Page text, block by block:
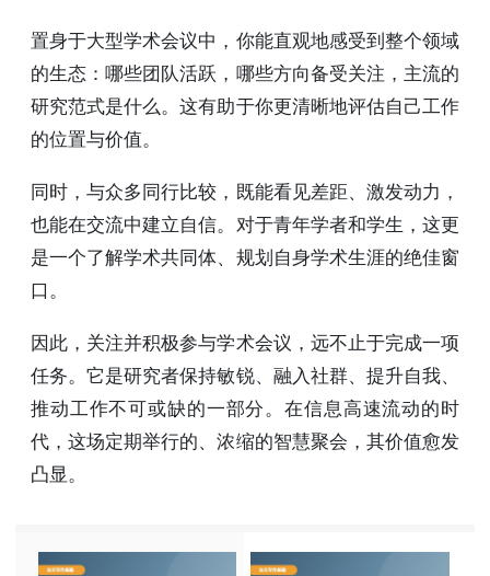
置身于大型学术会议中，你能直观地感受到整个领域
的生态：哪些团队活跃，哪些方向备受关注，主流的
研究范式是什么。这有助于你更清晰地评估自己工作
的位置与价值。
同时，与众多同行比较，既能看见差距、激发动力，
也能在交流中建立自信。对于青年学者和学生，这更
是一个了解学术共同体、规划自身学术生涯的绝佳窗
口。
因此，关注并积极参与学术会议，远不止于完成一项
任务。它是研究者保持敏锐、融入社群、提升自我、
推动工作不可或缺的一部分。在信息高速流动的时
代，这场定期举行的、浓缩的智慧聚会，其价值愈发
凸显。